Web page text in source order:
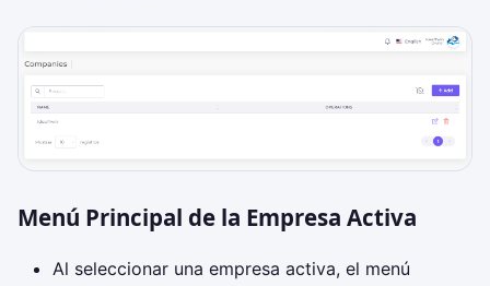
Menú Principal de la Empresa Activa
Al seleccionar una empresa activa, el menú